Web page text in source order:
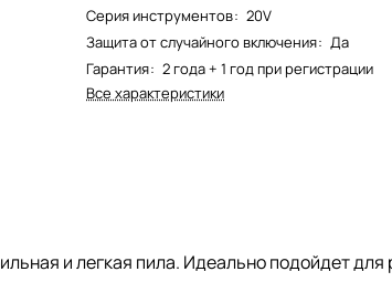
Серия инструментов: 20V
Защита от случайного включения: Да
Гарантия: 2 года + 1 год при регистрации
Все характеристики
и легкая пила. Идеально подойдет для